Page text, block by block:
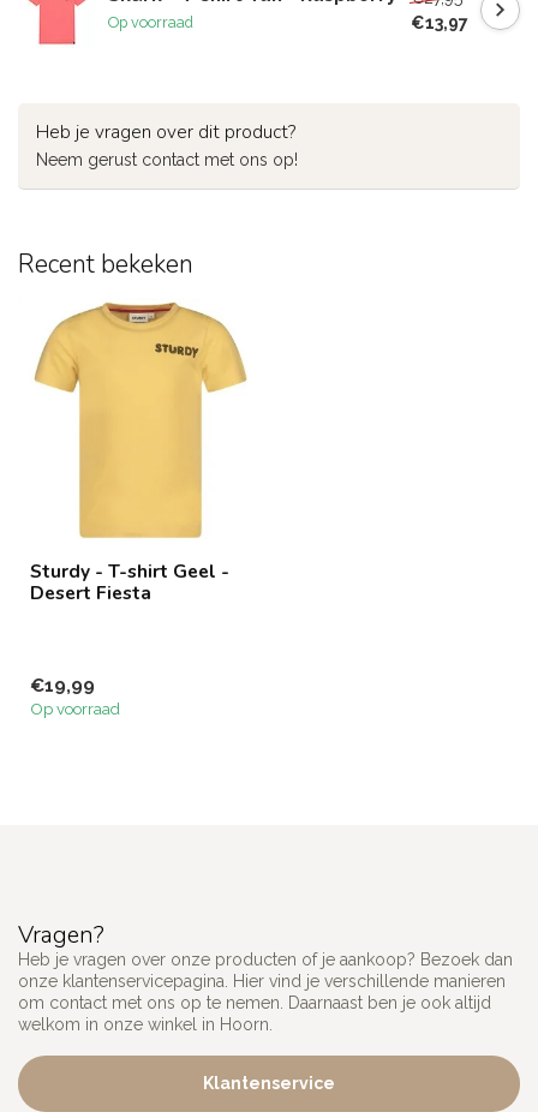
Op voorraad
€13,97
Heb je vragen over dit product?
Neem gerust contact met ons op!
Recent bekeken
Sturdy - T-shirt Geel -
Desert Fiesta
€19,99
Op voorraad
Vragen?
Heb je vragen over onze producten of je aankoop? Bezoek dan
onze klantenservicepagina. Hier vind je verschillende manieren
om contact met ons op te nemen. Daarnaast ben je ook altijd
welkom in onze winkel in Hoorn.
Klantenservice